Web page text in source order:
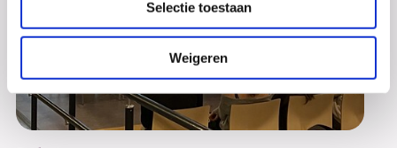
Selectie toestaan
Weigeren